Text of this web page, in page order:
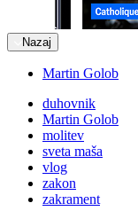
Nazaj
Martin Golob
duhovnik
Martin Golob
molitev
sveta maša
vlog
zakon
zakrament